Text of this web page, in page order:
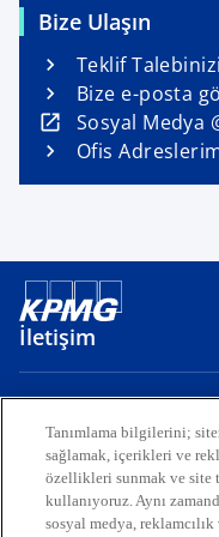
i
n
a
n
e
b
Bize Ulaşın
Teklif
Bize e-posta
Sosyal Medya
o
p
e
i
n
a
n
e
t
a
b
Ofis
İletişim
Hakkımızda
Tanımlama bilgilerini;
sağlamak, içerikleri ve
özellikleri sunmak ve
kullanıyoruz. Aynı
sosyal medya,